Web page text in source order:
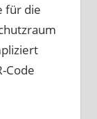
für die
Code